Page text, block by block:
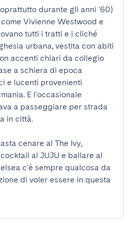
durante gli anni '60)
Vivienne Westwood e
tutti i tratti e i cliché
urbana, vestita con abiti
accenti chiari da collegio
a schiera di epoca
e lucenti provenienti
E l'occasionale
a passeggiare per strada
in città.
cenare al The Ivy,
al JUJU e ballare al
c'è sempre qualcosa da
di voler essere in questa